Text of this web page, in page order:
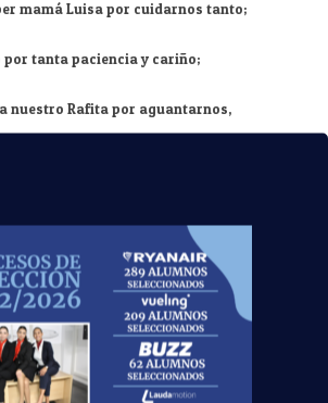
mamá Luisa por cuidarnos tanto;
por tanta paciencia y cariño;
nuestro Rafita por aguantarnos,
echar mucho de menos!»
por vuestras amables
de ahora, vuestros éxitos
también los nuestros, y ojalá
parte de losmás de 6000
un empleo en el